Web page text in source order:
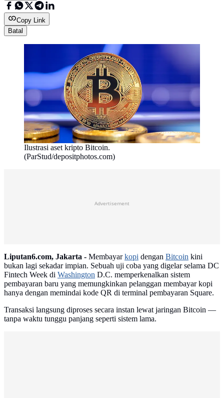
Copy Link
Batal
Ilustrasi aset kripto Bitcoin.
(ParStud/depositphotos.com)
Advertisement
Liputan6.com, Jakarta - Membayarkopi dengan Bitcoin kini
bukan lagi sekadar impian. Sebuah uji coba yang digelar selama DC
Fintech Week di Washington D.C. memperkenalkan sistem
pembayaran baru yang memungkinkan pelanggan membayar kopi
hanya dengan memindai kode QR di terminal pembayaran Square.
Transaksi langsung diproses secara instan lewat jaringan Bitcoin —
tanpa waktu tunggu panjang seperti sistem lama.